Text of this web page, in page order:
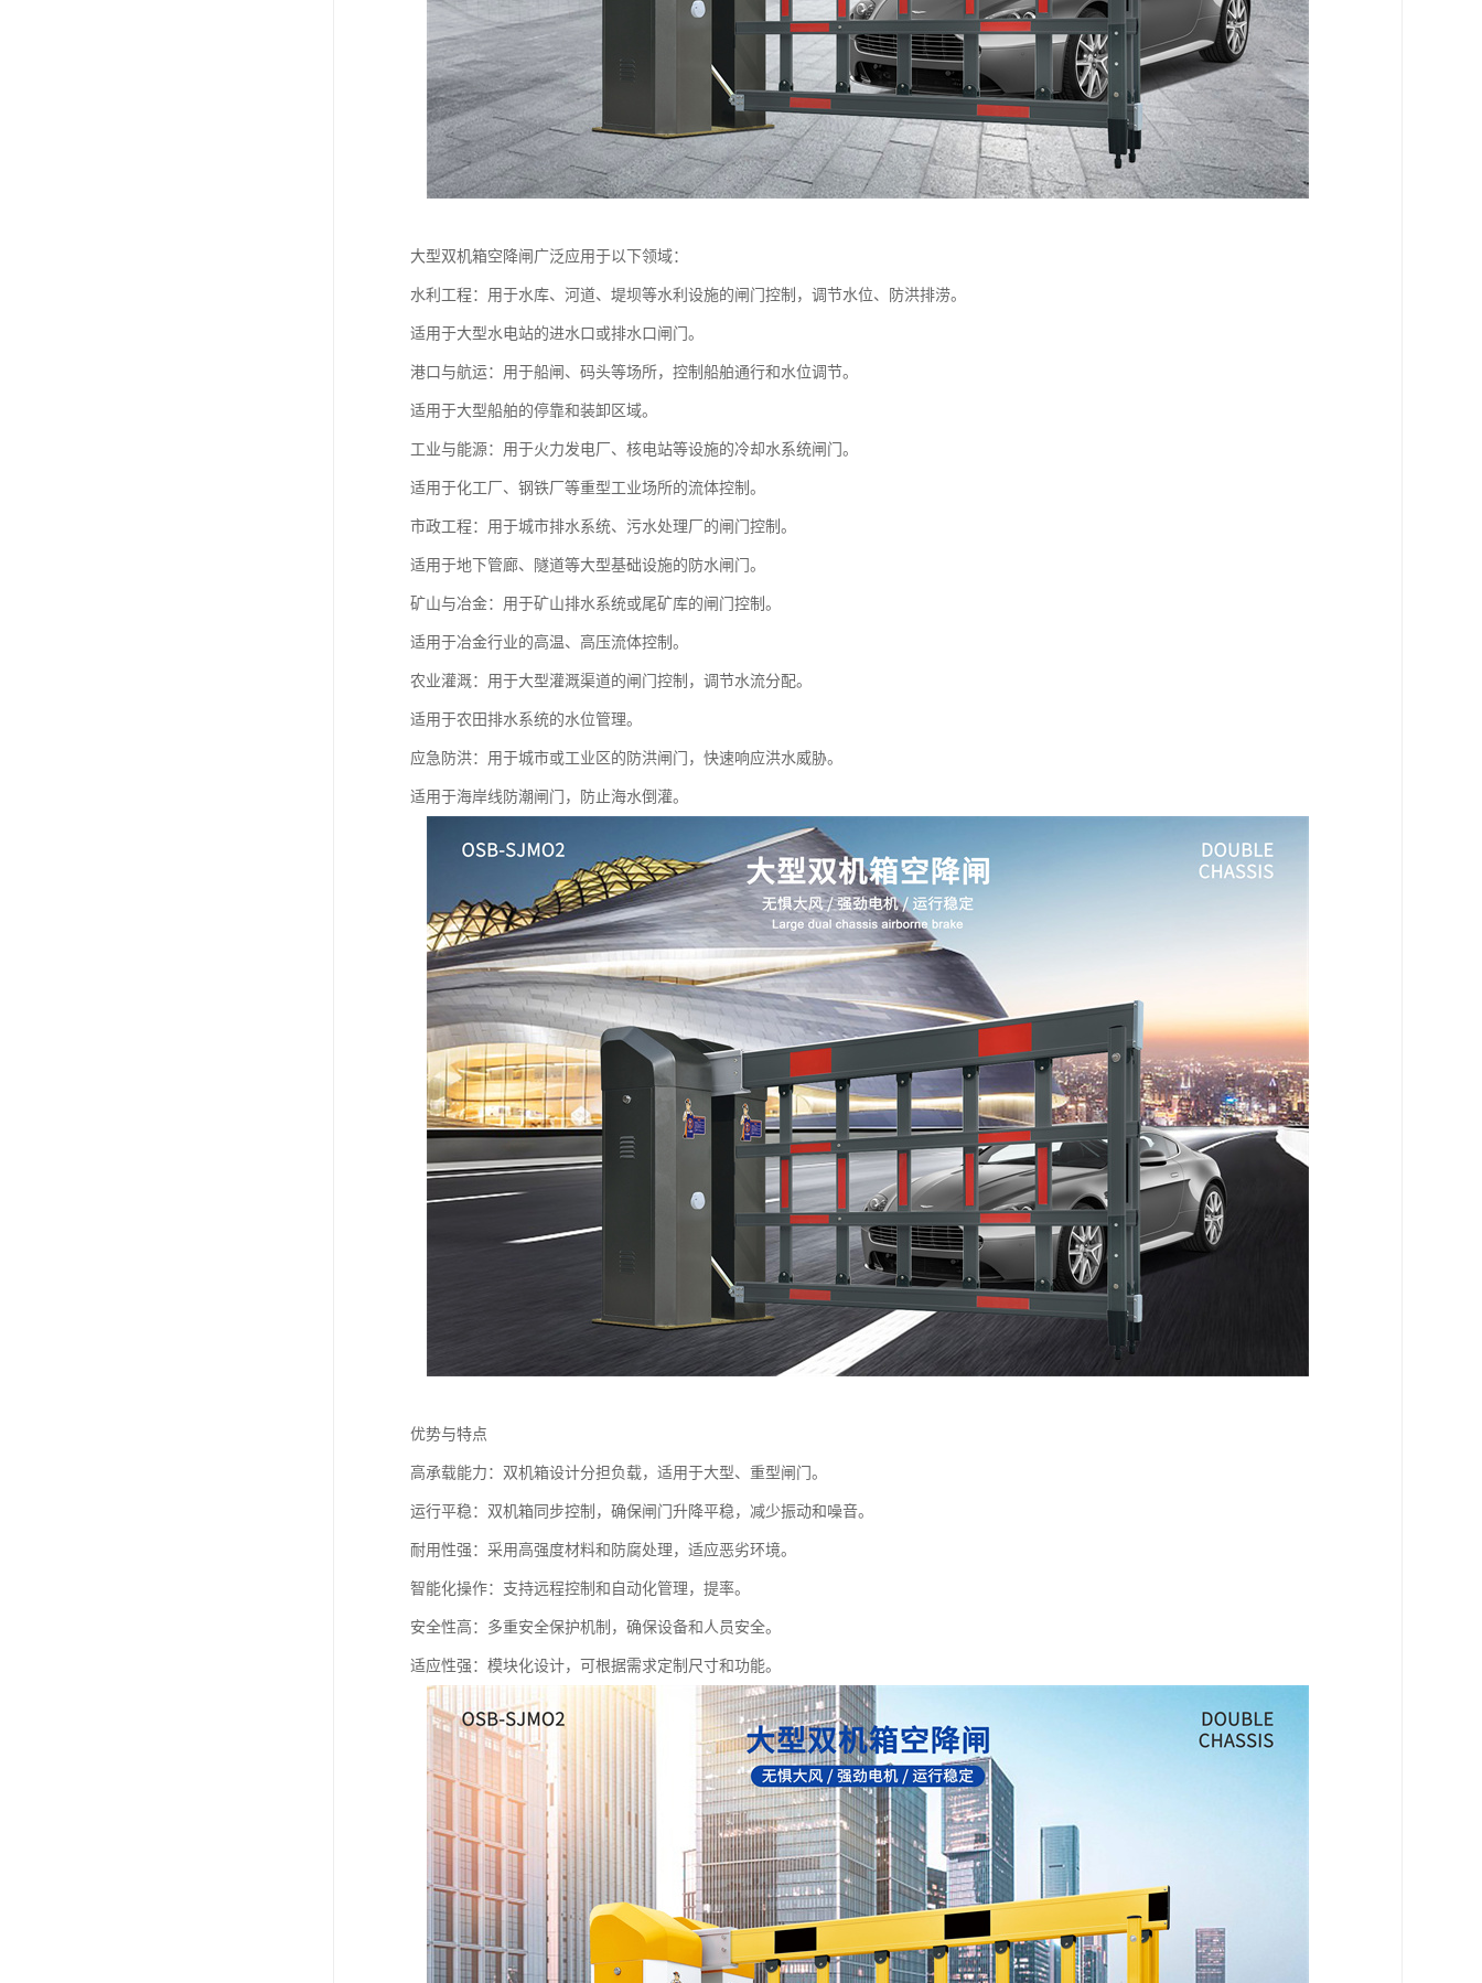
大型双机箱空降闸广泛应用于以下领域：
水利工程：用于水库、河道、堤坝等水利设施的闸门控制，调节水位、防洪排涝。
适用于大型水电站的进水口或排水口闸门。
港口与航运：用于船闸、码头等场所，控制船舶通行和水位调节。
适用于大型船舶的停靠和装卸区域。
工业与能源：用于火力发电厂、核电站等设施的冷却水系统闸门。
适用于化工厂、钢铁厂等重型工业场所的流体控制。
市政工程：用于城市排水系统、污水处理厂的闸门控制。
适用于地下管廊、隧道等大型基础设施的防水闸门。
矿山与冶金：用于矿山排水系统或尾矿库的闸门控制。
适用于冶金行业的高温、高压流体控制。
农业灌溉：用于大型灌溉渠道的闸门控制，调节水流分配。
适用于农田排水系统的水位管理。
应急防洪：用于城市或工业区的防洪闸门，快速响应洪水威胁。
适用于海岸线防潮闸门，防止海水倒灌。
优势与特点
高承载能力：双机箱设计分担负载，适用于大型、重型闸门。
运行平稳：双机箱同步控制，确保闸门升降平稳，减少振动和噪音。
耐用性强：采用高强度材料和防腐处理，适应恶劣环境。
智能化操作：支持远程控制和自动化管理，提率。
安全性高：多重安全保护机制，确保设备和人员安全。
适应性强：模块化设计，可根据需求定制尺寸和功能。